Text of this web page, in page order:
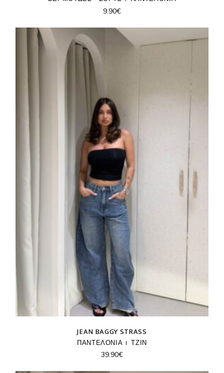
9.90€
JEAN BAGGY STRASS
ΠΑΝΤΕΛΟΝΙΑ
ΤΖΙΝ
39.90€